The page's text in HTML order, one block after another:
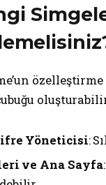
Yöneticisi:
ve Ana Sayfa